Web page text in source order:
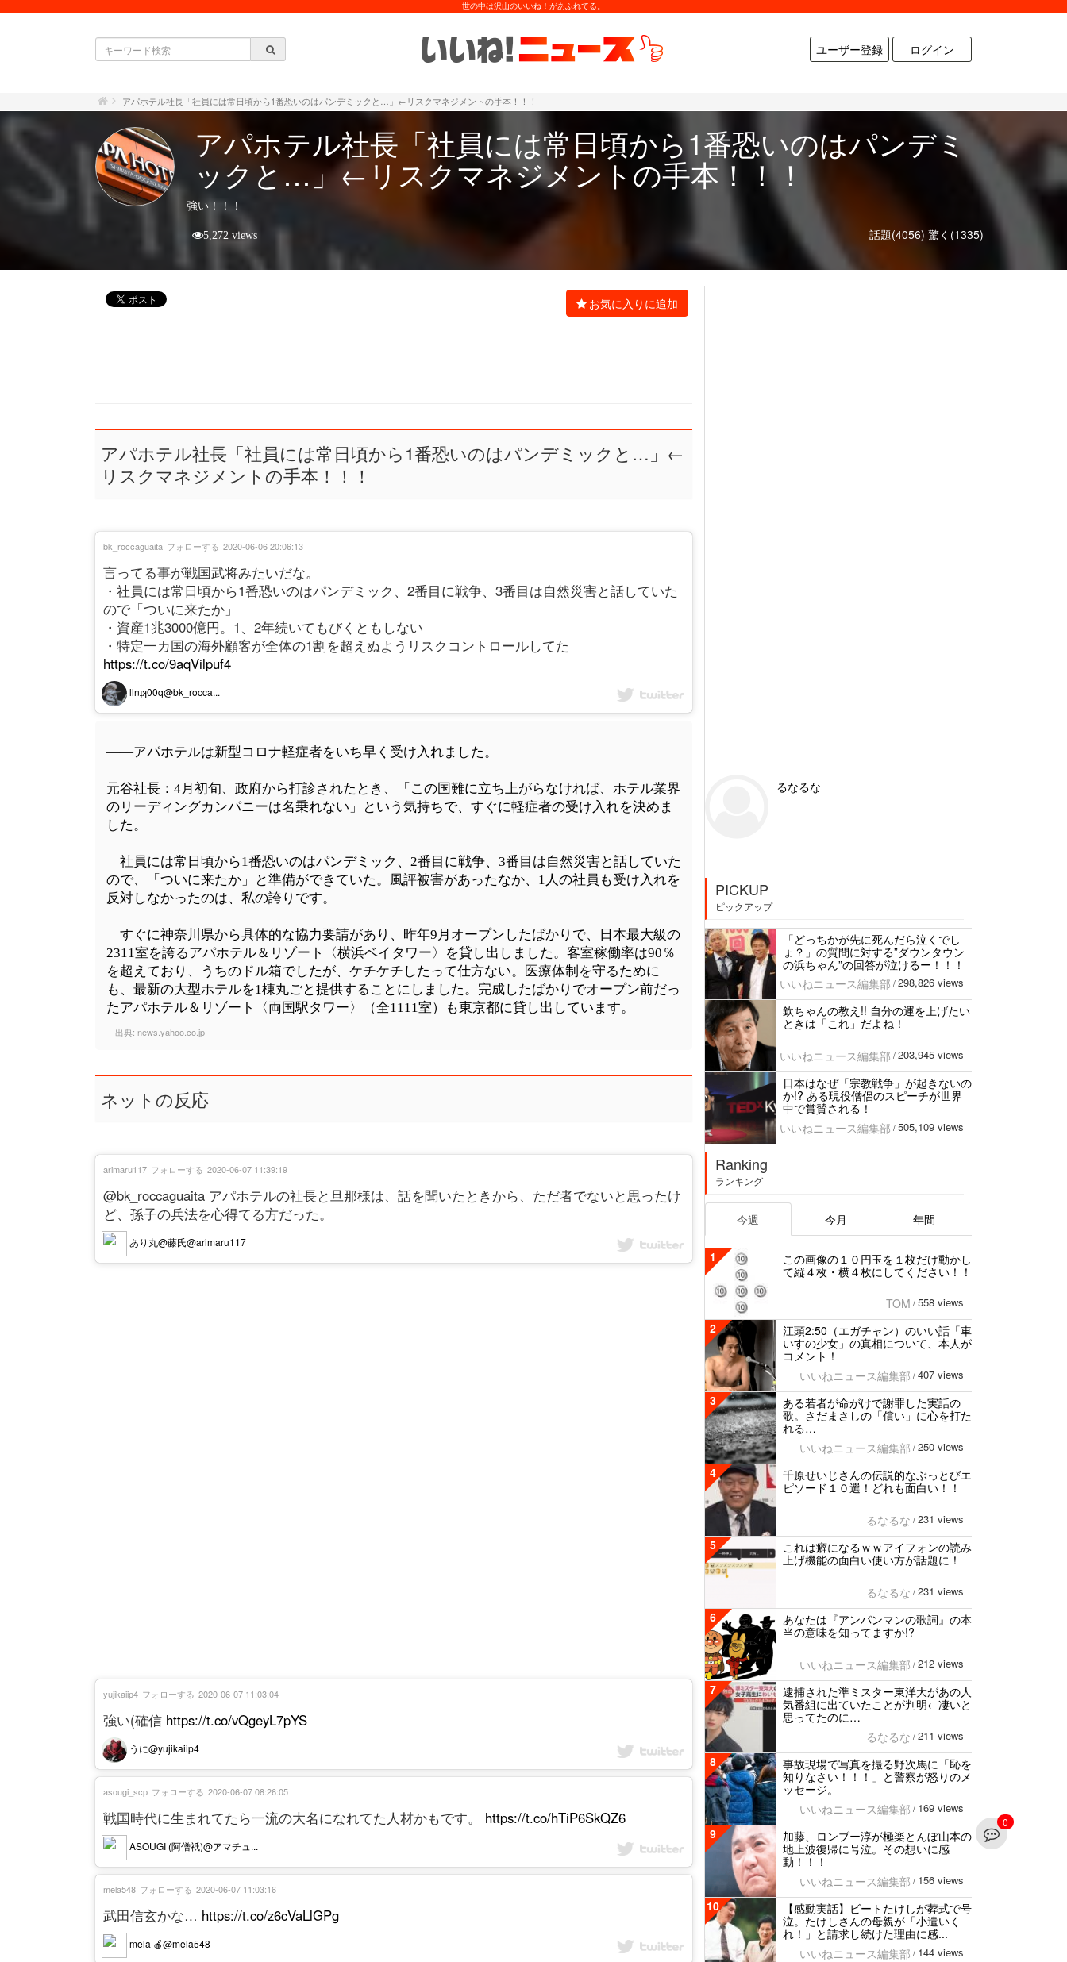
世の中は沢山のいいね！があふれてる。
ユーザー登録 ログイン
アパホテル社長「社員には常日頃から1番恐いのはパンデミックと…」←リスクマネジメントの手本！！！
アパホテル社長「社員には常日頃から1番恐いのはパンデミ
ックと…」←リスクマネジメントの手本！！！
強い！！！
話題(4056) 驚く(1335)
5,272 views
お気に入りに追加
アパホテル社長「社員には常日頃から1番恐いのはパンデミックと…」←
リスクマネジメントの手本！！！
言ってる事が戦国武将みたいだな。
・社員には常日頃から1番恐いのはパンデミック、2番目に戦争、3番目は自然災害と話していた
ので「ついに来たか」
・資産1兆3000億円。1、2年続いてもびくともしない
・特定一カ国の海外顧客が全体の1割を超えぬようリスクコントロールしてた
https://t.co/9aqVilpuf4
llnɟʞ00q@bk_rocca...
bk_roccaguaita フォローする 2020-06-06 20:06:13
――アパホテルは新型コロナ軽症者をいち早く受け入れました。
元谷社長：4月初旬、政府から打診されたとき、「この国難に立ち上がらなければ、ホテル業界
のリーディングカンパニーは名乗れない」という気持ちで、すぐに軽症者の受け入れを決めま
した。
社員には常日頃から1番恐いのはパンデミック、2番目に戦争、3番目は自然災害と話していた
ので、「ついに来たか」と準備ができていた。風評被害があったなか、1人の社員も受け入れを
反対しなかったのは、私の誇りです。
すぐに神奈川県から具体的な協力要請があり、昨年9月オープンしたばかりで、日本最大級の
2311室を誇るアパホテル＆リゾート〈横浜ベイタワー〉を貸し出しました。客室稼働率は90％
を超えており、うちのドル箱でしたが、ケチケチしたって仕方ない。医療体制を守るために
も、最新の大型ホテルを1棟丸ごと提供することにしました。完成したばかりでオープン前だっ
たアパホテル＆リゾート〈両国駅タワー〉（全1111室）も東京都に貸し出しています。
出典: news.yahoo.co.jp
ネットの反応
@bk_roccaguaita アパホテルの社長と旦那様は、話を聞いたときから、ただ者でないと思ったけ
ど、孫子の兵法を心得てる方だった。
あり丸@藤氏@arimaru117
arimaru117 フォローする 2020-06-07 11:39:19
強い(確信 https://t.co/vQgeyL7pYS
うに@yujikaiip4
yujikaiip4 フォローする 2020-06-07 11:03:04
戦国時代に生まれてたら一流の大名になれてた人材かもです。 https://t.co/hTiP6SkQZ6
ASOUGI (阿僧祇)@アマチュ...
asougi_scp フォローする 2020-06-07 08:26:05
武田信玄かな… https://t.co/z6cVaLlGPg
mela 🍎@mela548
mela548 フォローする 2020-06-07 11:03:16
0
るなるな
PICKUP
ピックアップ
「どっちかが先に死んだら泣くでし
ょ？」の質問に対する”ダウンタウン
の浜ちゃん”の回答が泣けるー！！！
いいねニュース編集部 / 298,826 views
欽ちゃんの教え!! 自分の運を上げたい
ときは「これ」だよね！
いいねニュース編集部 / 203,945 views
日本はなぜ「宗教戦争」が起きないの
か!? ある現役僧侶のスピーチが世界
中で賞賛される！
いいねニュース編集部 / 505,109 views
Ranking
ランキング
今週 今月 年間
1
この画像の１０円玉を１枚だけ動かし
て縦４枚・横４枚にしてください！！
TOM / 558 views
2
江頭2:50（エガチャン）のいい話「車
いすの少女」の真相について、本人が
コメント！
いいねニュース編集部 / 407 views
3
ある若者が命がけで謝罪した実話の
歌。さだまさしの「償い」に心を打た
れる…
いいねニュース編集部 / 250 views
4
千原せいじさんの伝説的なぶっとびエ
ピソード１０選！どれも面白い！！
るなるな / 231 views
5
これは癖になるｗｗアイフォンの読み
上げ機能の面白い使い方が話題に！
るなるな / 231 views
6
あなたは『アンパンマンの歌詞』の本
当の意味を知ってますか!?
いいねニュース編集部 / 212 views
7
逮捕された準ミスター東洋大があの人
気番組に出ていたことが判明←凄いと
思ってたのに…
るなるな / 211 views
8
事故現場で写真を撮る野次馬に「恥を
知りなさい！！！」と警察が怒りのメ
ッセージ。
いいねニュース編集部 / 169 views
9
加藤、ロンブー淳が極楽とんぼ山本の
地上波復帰に号泣。その想いに感
動！！！
いいねニュース編集部 / 156 views
10
【感動実話】ビートたけしが葬式で号
泣。たけしさんの母親が「小遣いく
れ！」と請求し続けた理由に感...
いいねニュース編集部 / 144 views